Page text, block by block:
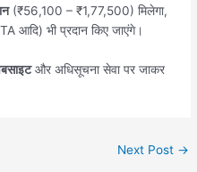
(₹56,100 – ₹1,77,500) मिलेगा,
आदि) भी प्रदान किए जाएंगे।
और अधिसूचना सेवा पर जाकर
Next Post →